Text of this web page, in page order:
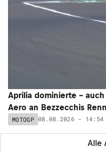
Alle
Aprilia dominierte –
Aero an Bezzecchis
MOTOGP 08.08.2026 - 14:54